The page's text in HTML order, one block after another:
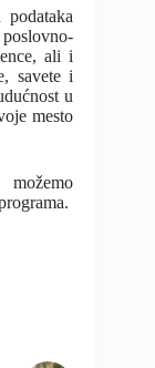
ali i
savete i
u
mesto